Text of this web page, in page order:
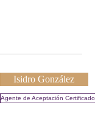
Isidro González
Agente de Aceptación Certificado